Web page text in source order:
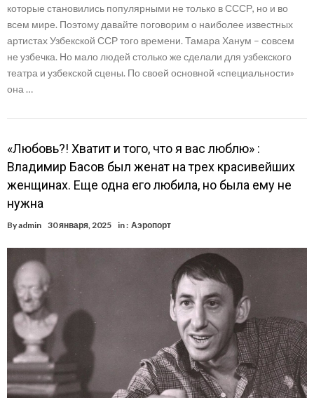
которые становились популярными не только в СССР, но и во
всем мире. Поэтому давайте поговорим о наиболее известных
артистах Узбекской ССР того времени. Тамара Ханум – совсем
не узбечка. Но мало людей столько же сделали для узбекского
театра и узбекской сцены. По своей основной «специальности»
она …
«Любовь?! Хватит и того, что я вас люблю» :
Владимир Басов был женат на трех красивейших
женщинах. Еще одна его любила, но была ему не
нужна
Byadmin 30 января, 2025 in : Аэропорт